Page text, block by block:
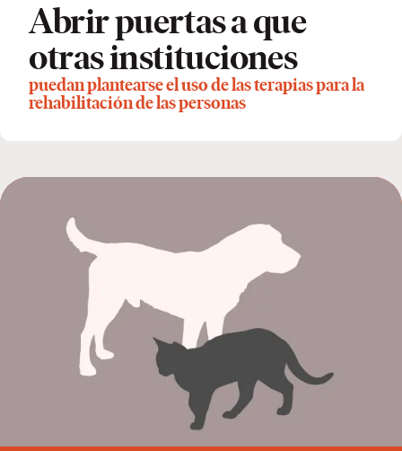
Abrir puertas a que
otras instituciones
puedan plantearse el uso de las terapias para la
rehabilitación de las personas